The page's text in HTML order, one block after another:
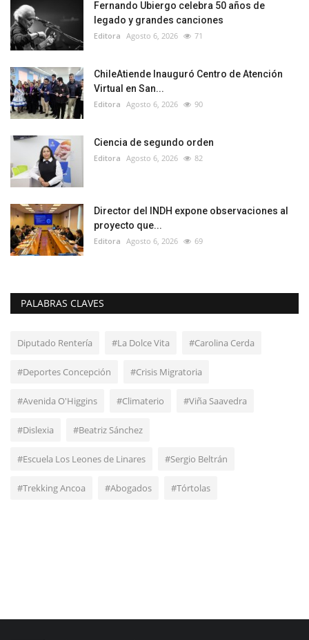
Fernando Ubiergo celebra 50 años de
legado y grandes canciones
Editora Agosto 6, 2026 71
ChileAtiende Inauguró Centro de Atención
Virtual en San...
Editora Agosto 6, 2026 90
Ciencia de segundo orden
Editora Agosto 6, 2026 82
Director del INDH expone observaciones al
proyecto que...
Editora Agosto 6, 2026 69
PALABRAS CLAVES
Diputado Rentería #La Dolce Vita #Carolina Cerda
#Deportes Concepción #Crisis Migratoria
#Avenida O'Higgins #Climaterio #Viña Saavedra
#Dislexia #Beatriz Sánchez
#Escuela Los Leones de Linares #Sergio Beltrán
#Trekking Ancoa #Abogados #Tórtolas